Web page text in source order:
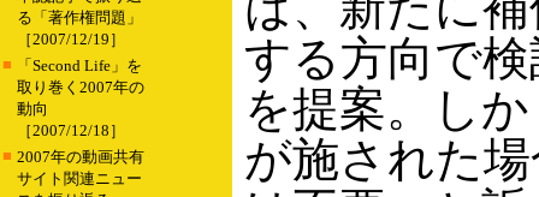
る「著作権問題」
［2007/12/19］
■
「Second Life」を
取り巻く2007年の
動向
［2007/12/18］
■ 2007年の動画共有
サイト関連ニュー
する方向で
を提案。し
が施された